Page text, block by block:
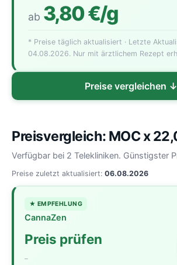
ab 3,80 €/g
* Preise täglich aktualisiert · Letzte
04.08.2026. Nur mit ärztlichem Rezept
Preise vergleichen ↓
Preisvergleich: MOC x
Verfügbar bei 2 Telekliniken. Günstigster
Preise zuletzt aktualisiert: 06.08.2026
★ EMPFEHLUNG
CannaZen
Preis prüfen
–